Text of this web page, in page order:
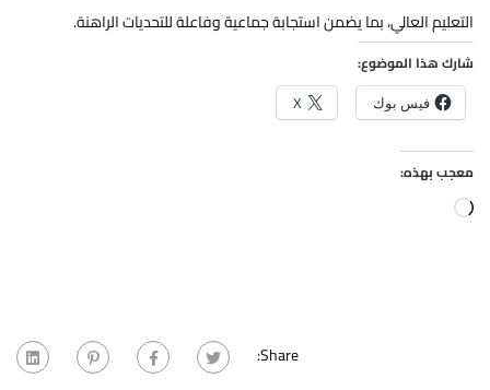
التعليم العالي، بما يضمن استجابة جماعية وفاعلة للتحديات الراهنة.
شارك هذا الموضوع:
فيس بوك X
معجب بهذه:
جاري
Share: